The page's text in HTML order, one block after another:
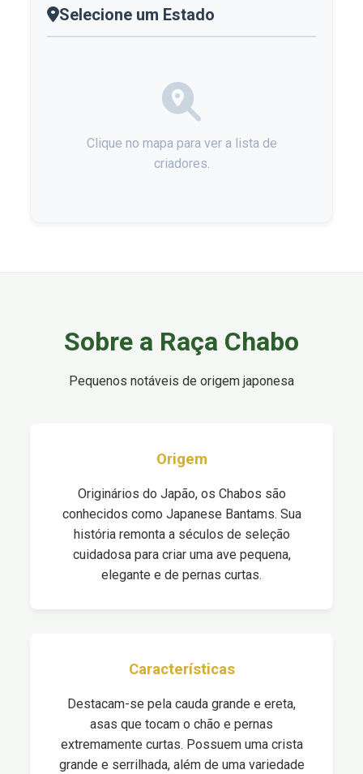
Selecione um Estado
Clique no mapa para ver a lista de
criadores.
Sobre a Raça Chabo
Pequenos notáveis de origem japonesa
Origem
Originários do Japão, os Chabos são
conhecidos como Japanese Bantams. Sua
história remonta a séculos de seleção
cuidadosa para criar uma ave pequena,
elegante e de pernas curtas.
Características
Destacam-se pela cauda grande e ereta,
asas que tocam o chão e pernas
extremamente curtas. Possuem uma crista
grande e serrilhada, além de uma variedade